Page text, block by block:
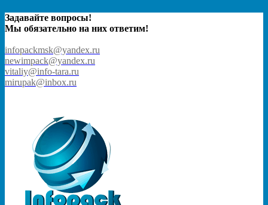
Задавайте вопросы!
Мы обязательно на них ответим!
infopackmsk@yandex.ru
newimpack@yandex.ru
vitaliy@info-tara.ru
mirupak@inbox.ru